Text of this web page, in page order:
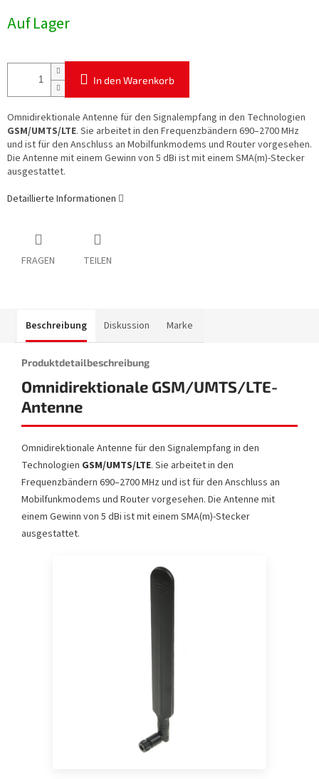
Auf Lager
In den Warenkorb
Omnidirektionale Antenne für den Signalempfang in den Technologien
GSM/UMTS/LTE. Sie arbeitet in den Frequenzbändern 690–2700 MHz
und ist für den Anschluss an Mobilfunkmodems und Router vorgesehen.
Die Antenne mit einem Gewinn von 5 dBi ist mit einem SMA(m)-Stecker
ausgestattet.
Detaillierte Informationen
FRAGEN TEILEN
Beschreibung Diskussion Marke
Produktdetailbeschreibung
Omnidirektionale GSM/UMTS/LTE-
Antenne
Omnidirektionale Antenne für den Signalempfang in den
Technologien GSM/UMTS/LTE. Sie arbeitet in den
Frequenzbändern 690–2700 MHz und ist für den Anschluss an
Mobilfunkmodems und Router vorgesehen. Die Antenne mit
einem Gewinn von 5 dBi ist mit einem SMA(m)-Stecker
ausgestattet.